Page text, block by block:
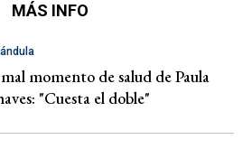
MÁS INFO
momento de salud de Paula
"Cuesta el doble"